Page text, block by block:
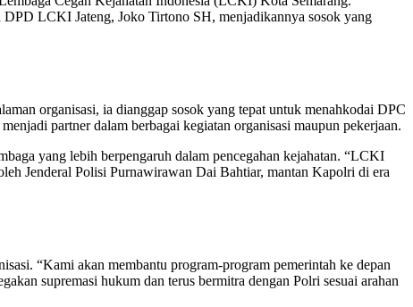
LCKI Jateng, Joko Tirtono SH, menjadikannya sosok yang
organisasi, ia dianggap sosok yang tepat untuk menahkodai DPC
partner dalam berbagai kegiatan organisasi maupun pekerjaan.
yang lebih berpengaruh dalam pencegahan kejahatan. “LCKI
Jenderal Polisi Purnawirawan Dai Bahtiar, mantan Kapolri di era
“Kami akan membantu program-program pemerintah ke depan
supremasi hukum dan terus bermitra dengan Polri sesuai arahan